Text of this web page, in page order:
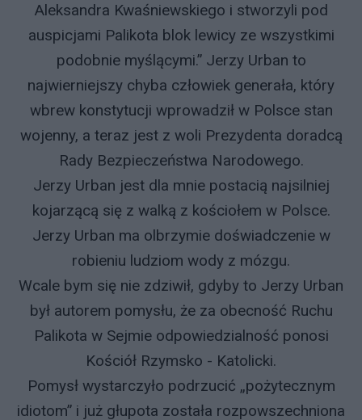
Aleksandra Kwaśniewskiego i stworzyli pod
auspicjami Palikota blok lewicy ze wszystkimi
podobnie myślącymi.” Jerzy Urban to
najwierniejszy chyba człowiek generała, który
wbrew konstytucji wprowadził w Polsce stan
wojenny, a teraz jest z woli Prezydenta doradcą
Rady Bezpieczeństwa Narodowego.
Jerzy Urban jest dla mnie postacią najsilniej
kojarzącą się z walką z kościołem w Polsce.
Jerzy Urban ma olbrzymie doświadczenie w
robieniu ludziom wody z mózgu.
Wcale bym się nie zdziwił, gdyby to Jerzy Urban
był autorem pomysłu, że za obecność Ruchu
Palikota w Sejmie odpowiedzialność ponosi
Kościół Rzymsko - Katolicki.
Pomysł wystarczyło podrzucić „pożytecznym
idiotom” i już głupota została rozpowszechniona